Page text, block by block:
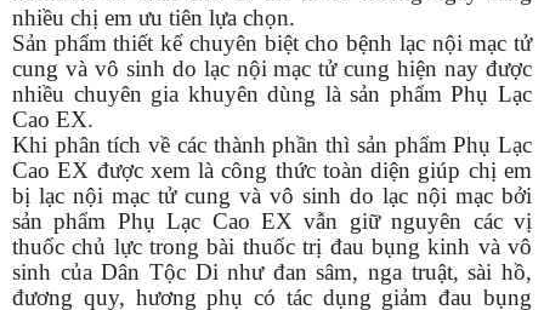
nhiều chị em ưu tiên lựa chọn.
Sản phẩm thiết kế chuyên biệt cho bệnh lạc nội mạc tử
cung và vô sinh do lạc nội mạc tử cung hiện nay được
nhiều chuyên gia khuyên dùng là sản phẩm Phụ Lạc
Cao EX.
Khi phân tích về các thành phần thì sản phẩm Phụ Lạc
Cao EX được xem là công thức toàn diện giúp chị em
bị lạc nội mạc tử cung và vô sinh do lạc nội mạc bởi
sản phẩm Phụ Lạc Cao EX vẫn giữ nguyên các vị
thuốc chủ lực trong bài thuốc trị đau bụng kinh và vô
sinh của Dân Tộc Di như đan sâm, nga truật, sài hồ,
đương quy, hương phụ có tác dụng giảm đau bụng